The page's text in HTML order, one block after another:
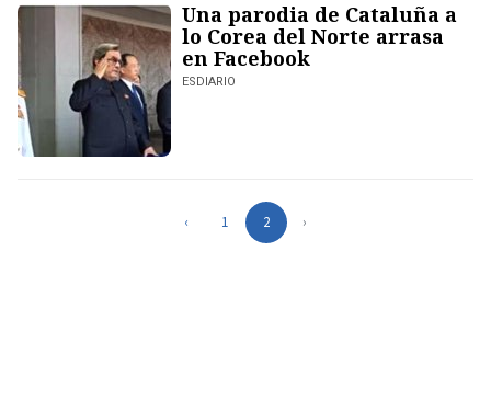
Una parodia de Cataluña a
lo Corea del Norte arrasa
en Facebook
ESDIARIO
‹ 1 2 ›